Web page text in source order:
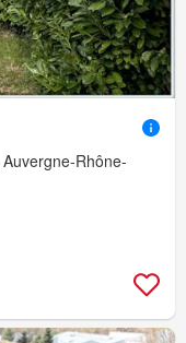
Rhône-